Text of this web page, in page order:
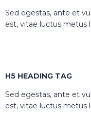
Sed egestas, ante et
est, vitae luctus metus
H5 HEADING TAG
Sed egestas, ante et
est, vitae luctus metus